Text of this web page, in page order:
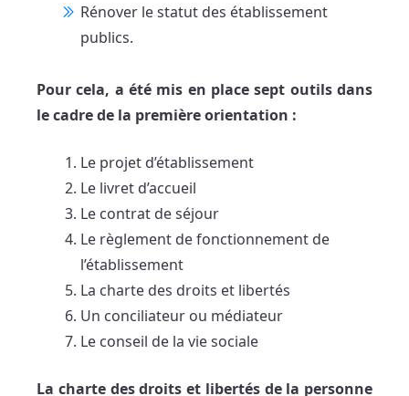
Rénover le statut des établissement
publics.
Pour cela, a été mis en place sept outils dans
le cadre de la première orientation :
Le projet d’établissement
Le livret d’accueil
Le contrat de séjour
Le règlement de fonctionnement de
l’établissement
La charte des droits et libertés
Un conciliateur ou médiateur
Le conseil de la vie sociale
La charte des droits et libertés de la personne